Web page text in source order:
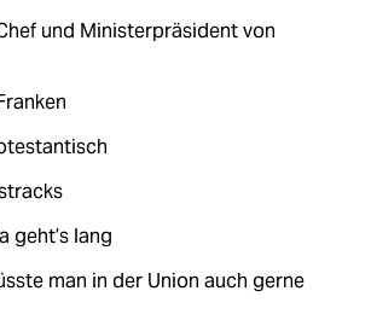
und Ministerpräsident von
geht’s lang
man in der Union auch gerne